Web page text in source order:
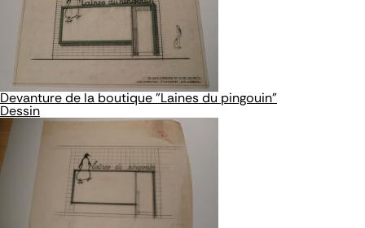
Devanture de la boutique "Laines du pingouin"
Dessin